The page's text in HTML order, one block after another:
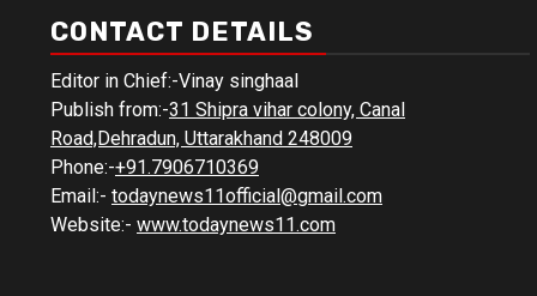
CONTACT DETAILS
Editor in Chief:-Vinay singhaal
Publish from:-31 Shipra vihar colony, Canal
Road,Dehradun, Uttarakhand 248009
Phone:-+91.7906710369
Email:- todaynews11official@gmail.com
Website:- www.todaynews11.com